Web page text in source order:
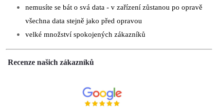
nemusíte se bát o svá data - v zařízení zůstanou po opravě
všechna data stejně jako před opravou
velké množství spokojených zákazníků
Recenze našich zákazníků